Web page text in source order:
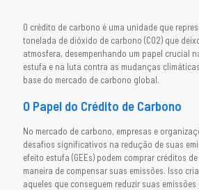
O crédito de carbono é uma unidade que
tonelada de dióxido de carbono (CO2) que
atmosfera, desempenhando um papel crucial
estufa e na luta contra as mudanças
base do mercado de carbono global.
O Papel do Crédito de Carbono
No mercado de carbono, empresas e
desafios significativos na redução de suas
efeito estufa (GEEs) podem comprar créditos
maneira de compensar suas emissões. Isso
aqueles que conseguem reduzir suas